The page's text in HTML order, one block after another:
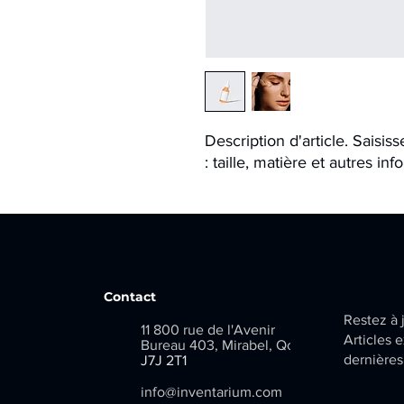
Description d'article.
: taille, matière et autres
Contact
11 800 rue de l'Avenir
Bureau 403, Mirabel, Qc
J7J 2T1
info@inventarium.com
Restez
Articles